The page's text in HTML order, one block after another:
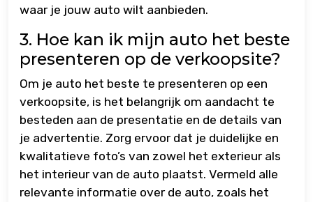
waar je jouw auto wilt aanbieden.
3. Hoe kan ik mijn auto het beste
presenteren op de verkoopsite?
Om je auto het beste te presenteren op een
verkoopsite, is het belangrijk om aandacht te
besteden aan de presentatie en de details van
je advertentie. Zorg ervoor dat je duidelijke en
kwalitatieve foto’s van zowel het exterieur als
het interieur van de auto plaatst. Vermeld alle
relevante informatie over de auto, zoals het